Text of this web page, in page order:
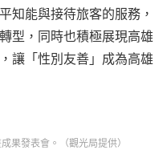
知能與接待旅客的服務，
型，同時也積極展現高雄
讓「性別友善」成為高雄
果發表會。（觀光局提供）